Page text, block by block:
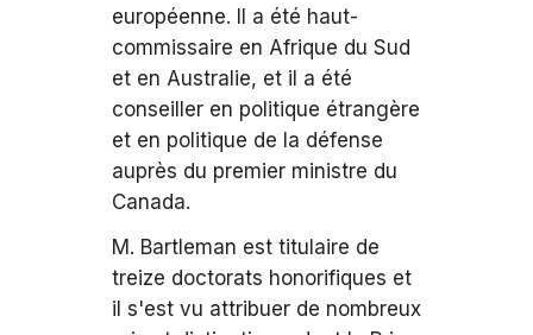
européenne. Il a été haut-
commissaire en Afrique du Sud
et en Australie, et il a été
conseiller en politique étrangère
et en politique de la défense
auprès du premier ministre du
Canada.
M. Bartleman est titulaire de
treize doctorats honorifiques et
il s'est vu attribuer de nombreux